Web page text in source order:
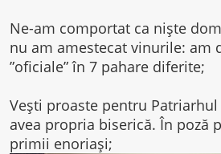
Ne-am comportat ca niște
nu am amestecat vinurile: am
”oficiale” în 7 pahare diferite;
Vești proaste pentru
avea propria biserică. În poză
primii enoriași;